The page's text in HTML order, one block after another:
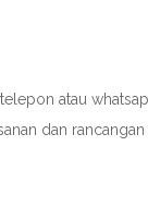
atau
dan